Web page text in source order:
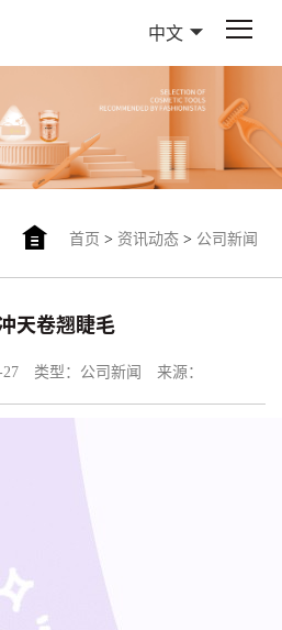
中文
首页 > 资讯动态> 公司新闻
天卷翘睫毛
类型：公司新闻 来源：